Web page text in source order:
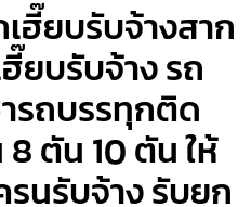
ฮี๊ยบรับจ้างสาก
ยบรับจ้าง รถ
ารถบรรทุกติด
ตัน 10 ตัน ให้
รนรับจ้าง รับยก